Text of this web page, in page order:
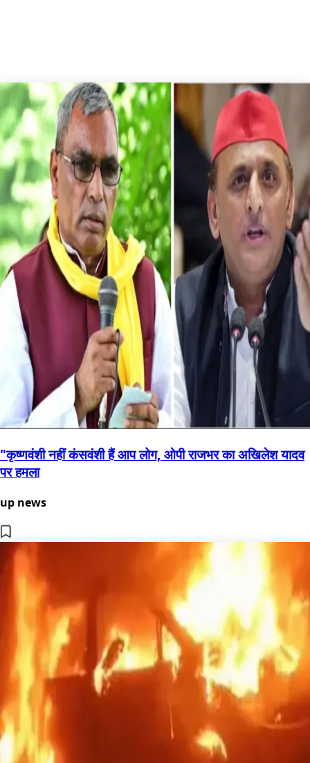
"कृष्णवंशी नहीं कंसवंशी हैं आप लोग, ओपी राजभर का अखिलेश यादव
पर हमला
up news